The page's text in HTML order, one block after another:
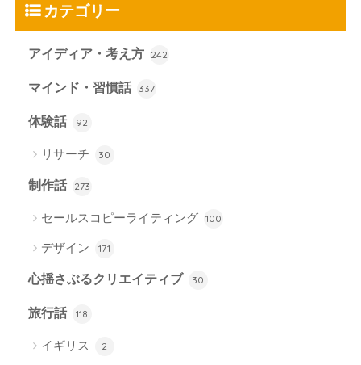
カテゴリー
アイディア・考え方 242
マインド・習慣話 337
体験話 92
リサーチ 30
制作話 273
セールスコピーライティング 100
デザイン 171
心揺さぶるクリエイティブ 30
旅行話 118
イギリス 2